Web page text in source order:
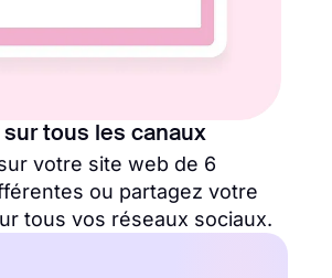
sur tous les canaux
votre site web de 6
ou partagez votre
tous vos réseaux sociaux.